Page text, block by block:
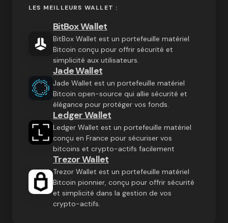
LES MEILLEURS WALLET :
BitBox Wallet
BitBox Wallet est un portefeuille matériel
Bitcoin conçu pour offrir sécurité et
simplicité aux utilisateurs.
Jade Wallet
Jade Wallet est un portefeuille matériel
Bitcoin open-source qui allie sécurité et
élégance pour protéger vos fonds.
Ledger Wallet
Ledger Wallet est un portefeuille matériel
conçu en France pour sécuriser vos
bitcoins et crypto-actifs facilement
Trezor Wallet
Trezor Wallet est un portefeuille matériel
Bitcoin pionnier, conçu pour offrir sécurité
et simplicité dans la gestion de vos
crypto-actifs.